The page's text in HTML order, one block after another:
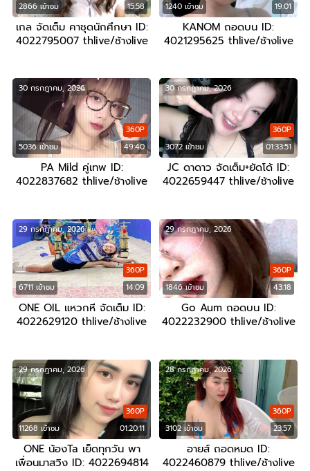
2866 เข้าชม 15:58
เกล จัดเต็ม คาชุดนักศึกษา ID:
4022795007 thlive/ช้างlive
1240 เข้าชม 19:01
KANOM ถอดบน ID:
4021295625 thlive/ช้างlive
5036 เข้าชม 49:40
360P
30 กรกฎาคม, 2026
PA Mild คู่เทพ ID:
4022837682 thlive/ช้างlive
3072 เข้าชม 01:33:51
360P
30 กรกฎาคม, 2026
JC ดาดาว จัดเต็ม+ยัดโด้ ID:
4022659447 thlive/ช้างlive
6711 เข้าชม 14:09
360P
29 กรกฎาคม, 2026
ONE OIL แหวกหี จัดเต็ม ID:
4022629120 thlive/ช้างlive
1846 เข้าชม 43:18
360P
29 กรกฎาคม, 2026
Go Aum ถอดบน ID:
4022232900 thlive/ช้างlive
11268 เข้าชม 01:20:11
360P
29 กรกฎาคม, 2026
ONE น้องTa เย็ดทุกวัน พา
เพื่อนมาสวิง ID: 4022694814
3102 เข้าชม 23:57
360P
28 กรกฎาคม, 2026
อายส์ ถอดหมด ID:
4022460879 thlive/ช้างlive